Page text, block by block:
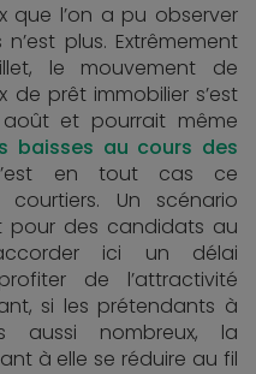
que l’on a pu observer
plus. Extrêmement
le mouvement de
prêt immobilier s’est
et pourrait même
baisses au cours des
en tout cas ce
courtiers. Un scénario
pour des candidats au
ici un délai
de l’attractivité
si les prétendants à
aussi nombreux, la
à elle se réduire au fil